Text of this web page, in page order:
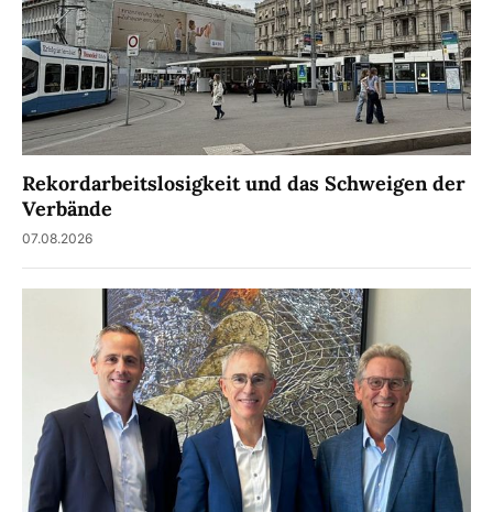
Rekordarbeitslosigkeit und das Schweigen der
Verbände
07.08.2026